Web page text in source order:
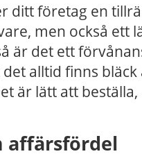
ditt företag en
men också ett
är det ett
alltid finns
är lätt att
affärsfördel